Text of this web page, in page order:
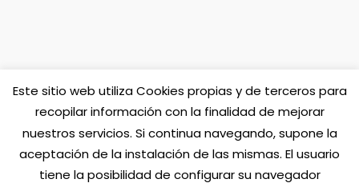
Sociedad de Tasación TASIBERICA
Este sitio web utiliza Cookies propias y de terceros para
recopilar información con la finalidad de mejorar
nuestros servicios. Si continua navegando, supone la
aceptación de la instalación de las mismas. El usuario
tiene la posibilidad de configurar su navegador